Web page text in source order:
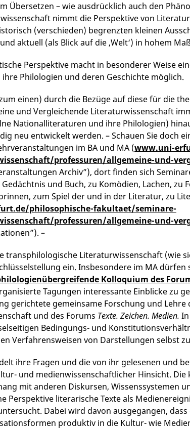
Übersetzen – wie ausdrücklich auch den
nimmt die Perspektive von
(verschieden) begrenzten kleinen
aktuell (als Blick auf die ‚Welt‘) in hohem
Perspektive macht in besonderer Weise
Philologien und deren Geschichte möglich.
einen) durch die Bezüge auf diese für die
und Vergleichende Literaturwissenschaft
Nationalliteraturen und ihre Philologien)
neu entwickelt werden. – Schauen Sie doch
im BA und MA (www.uni-
professuren/allgemeine-und-
Archiv”), dort finden sich
und Buch, zu Komödien, Lachen, zu
zum Spiel der und in der Literatur, zu
philosophische-fakultaet/seminare-
professuren/allgemeine-und-
–
transphilologische Literaturwissenschaft (wie
ein. Insbesondere im MA dürfen
Kolloquium des
Tagungen interessante Einblicke zu
gerichtete gemeinsame Forschung und
und des Forums Texte. Zeichen. Medien.
Bedingungs- und
Verfahrensweisen von Darstellungen selbst
ihre Fragen und die von ihr gelesenen und
und medienwissenschaftlicher Hinsicht.
mit anderen Diskursen, Wissenssystemen
Perspektive literarische Texte als
Dabei wird davon ausgegangen,
produktiv in die Kultur­- wie